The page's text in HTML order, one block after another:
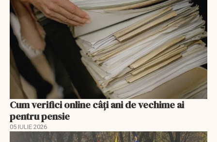
Cum verifici online câți ani de vechime ai
pentru pensie
05 IULIE 2026